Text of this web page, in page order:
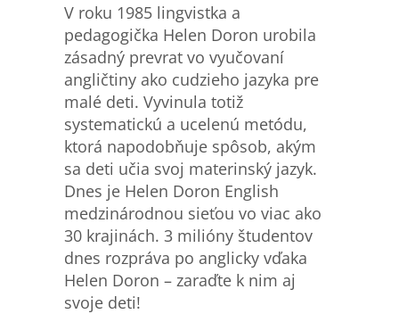
V roku 1985 lingvistka a
pedagogička Helen Doron urobila
zásadný prevrat vo vyučovaní
angličtiny ako cudzieho jazyka pre
malé deti. Vyvinula totiž
systematickú a ucelenú metódu,
ktorá napodobňuje spôsob, akým
sa deti učia svoj materinský jazyk.
Dnes je Helen Doron English
medzinárodnou sieťou vo viac ako
30 krajinách. 3 milióny študentov
dnes rozpráva po anglicky vďaka
Helen Doron – zaraďte k nim aj
svoje deti!